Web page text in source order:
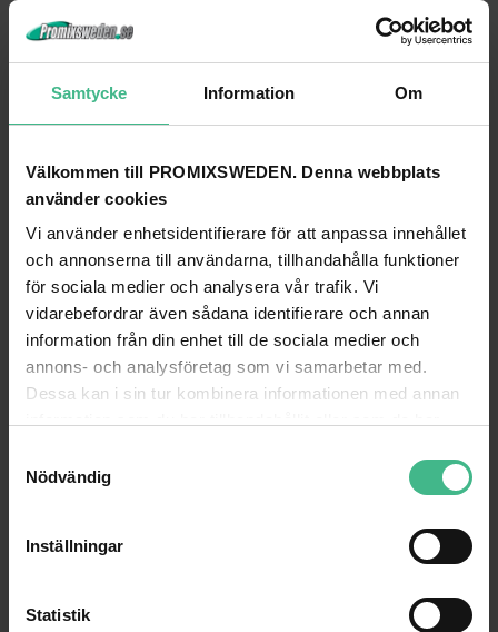
Samtycke Information Om
Välkommen till PROMIXSWEDEN. Denna webbplats
använder cookies
Vi använder enhetsidentifierare för att anpassa innehållet
och annonserna till användarna, tillhandahålla funktioner
för sociala medier och analysera vår trafik. Vi
vidarebefordrar även sådana identifierare och annan
information från din enhet till de sociala medier och
annons- och analysföretag som vi samarbetar med.
Dessa kan i sin tur kombinera informationen med annan
Nödvändig
Inställningar
Statistik
SPECIFIKATIONER
Trådlös Ficksändare för WM6-serien – Vonyx
Bodypack-sändare för trådlösa mikrofonsystem i
WM6-serien. Utrustad med LCD-skärm och
valbara kanaler. Idealisk för handsfree
applikationer, sång, presentationer etc. 16
Valbara kanaler, LCD-display på bodypack,
Indikator för lågt batteri Drivs av 2 x 1,5V
batterier, Inklusive headsetmikrofon, Inklusiv
VONYX WM62B TRÅDLÖST MIKROFONSET UHF 16CH 2
trådlösa headset x 2. Paket med 2 ficksändare,